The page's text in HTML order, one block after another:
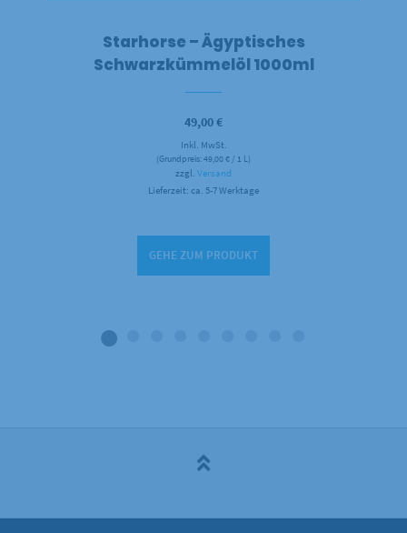
Starhorse – Ägyptisches
Schwarzkümmelöl 1000ml
49,00€
Inkl. MwSt.
(Grundpreis:49,00 € / 1 L)
zzgl.Versand
Lieferzeit: ca. 5-7 Werktage
GEHE ZUM PRODUKT